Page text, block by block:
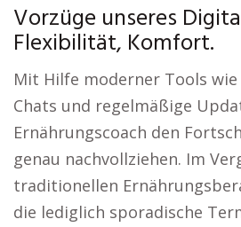
Vorzüge unseres
Flexibilität, Komfort.
Mit Hilfe moderner Tools
Chats und regelmäßige
Ernährungscoach den
genau nachvollziehen. Im
traditionellen
die lediglich sporadische